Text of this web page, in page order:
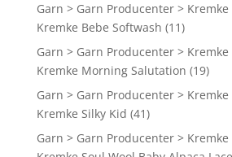
Garn > Garn Producenter > Kremke
Kremke Bebe Softwash (11)
Garn > Garn Producenter > Kremke
Kremke Morning Salutation (19)
Garn > Garn Producenter > Kremke
Kremke Silky Kid (41)
Garn > Garn Producenter > Kremke